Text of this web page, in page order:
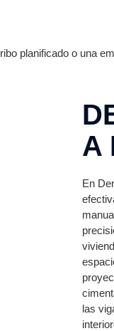
planificado o una
A
En
las